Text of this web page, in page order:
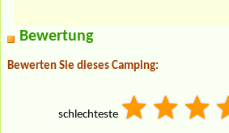
Bewertung
Bewerten Sie dieses Camping:
schlechteste